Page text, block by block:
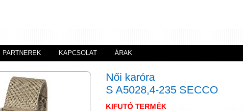
PARTNEREK KAPCSOLAT ÁRAK
Női karóra
S A5028,4-235 SECCO
KIFUTÓ TERMÉK